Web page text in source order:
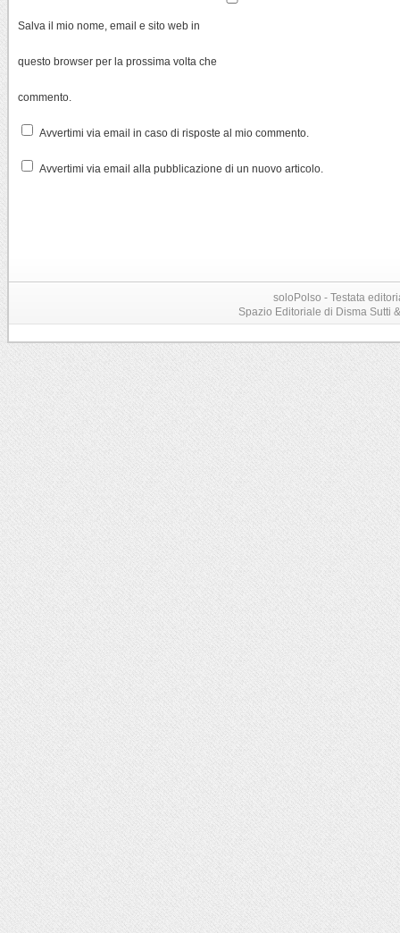
Salva il mio nome, email e sito web in
questo browser per la prossima volta che
commento.
Avvertimi via email in caso di risposte al mio commento.
Avvertimi via email alla pubblicazione di un nuovo articolo.
soloPolso - Testata
Spazio Editoriale di Disma Sutti